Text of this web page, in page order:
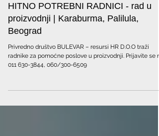
Aug 31, 2017
HITNO POTREBNI RADNICI - rad u
proizvodnji | Karaburma, Palilula,
Beograd
011 630-3844, 060/300-6509